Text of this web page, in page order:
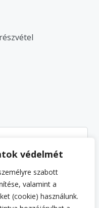
védelmét
szabott
valamint a
(cookie) használunk.